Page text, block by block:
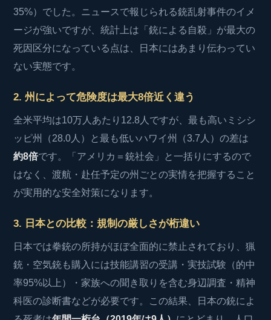
35%）でした。ニュースで報じられる銃乱射事件のイメ
ージが強いですが、統計上は「銃による自殺」が最大の
死因区分になっている点は、日本にはあまり伝わってい
ない実態です。
2. 州によって危険度は最大8倍近く違う
全米平均は10万人あたり12.8人ですが、最も高いミシシ
ッピ州（28.0人）と最も低いハワイ州（3.7人）の差は
約8倍です。「アメリカ＝銃社会」と一括りにするので
はなく、渡航・赴任予定の州ごとの実情を把握すること
が実用的な安全対策になります。
3. 日本との比較：規制の厳しさが桁違い
日本では拳銃の所持がほぼ全面的に禁止されており、猟
銃・空気銃も購入には技能講習の受講・実技試験（的中
率95%以上）・家族への聞き取りを含む身辺調査・精神
科医の診断書などが必要です。この結果、日本の銃によ